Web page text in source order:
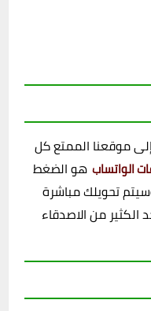
إلى موقعنا الممتع كل
الواتساب هو الضغط
تحويلك مباشرة
الكثير من الاصدقاء